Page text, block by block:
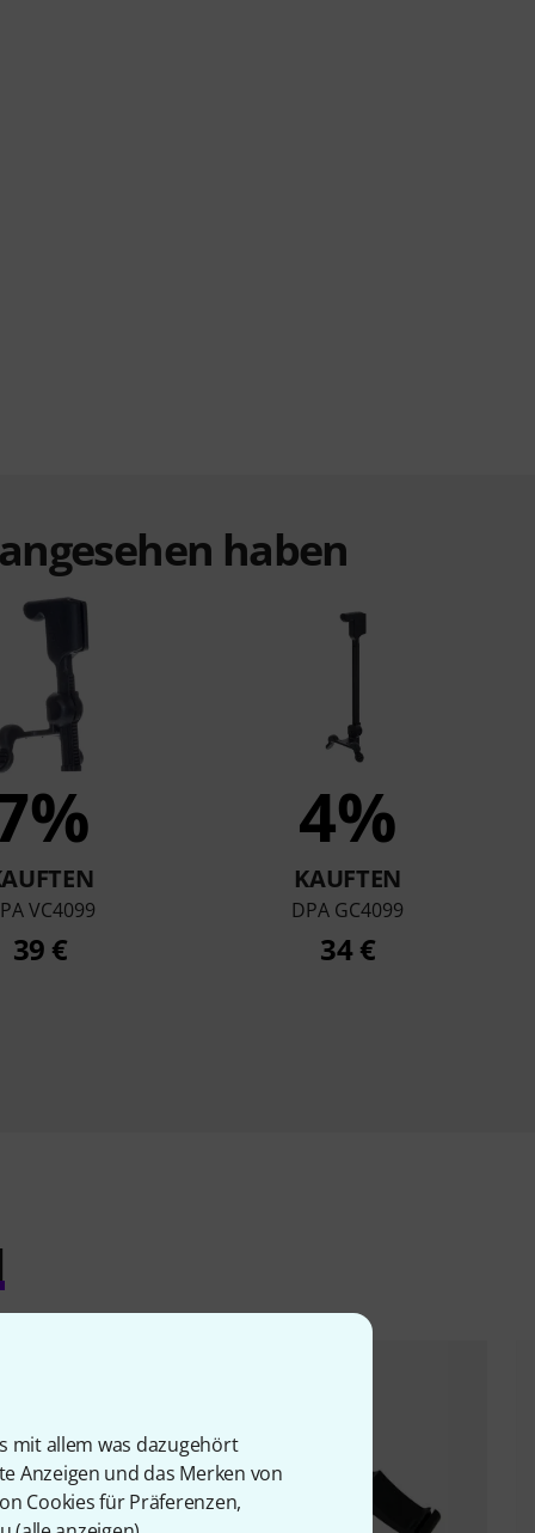
mit allem was dazugehört
Anzeigen und das Merken von
Cookies für Präferenzen,
haben
VC4099
39 €
4%
KAUFTEN
DPA GC4099
34 €